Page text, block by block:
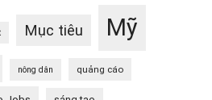
Mục tiêu Mỹ
nông dân quảng cáo